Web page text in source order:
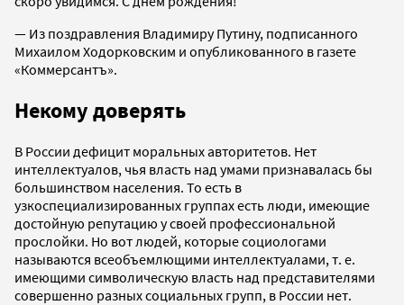
— Из поздравления Владимиру Путину, подписанного
Михаилом Ходорковским и опубликованного в газете
«Коммерсантъ».
Некому доверять
В России дефицит моральных авторитетов. Нет
интеллектуалов, чья власть над умами признавалась бы
большинством населения. То есть в
узкоспециализированных группах есть люди, имеющие
достойную репутацию у своей профессиональной
прослойки. Но вот людей, которые социологами
называются всеобъемлющими интеллектуалами, т. е.
имеющими символическую власть над представителями
совершенно разных социальных групп, в России нет.